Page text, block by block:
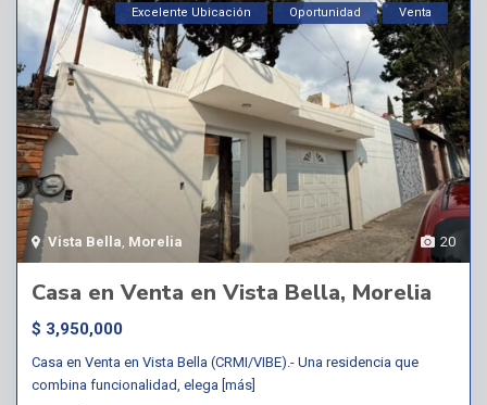
20
Vista Bella Morelia
Excelente Ubicación Oportunidad Venta
Casa en Venta en Vista Bella, Morelia
$ 3,950,000
Casa en Venta en Vista Bella (CRMI/VIBE).- Una residencia que
combina funcionalidad, elega [más]